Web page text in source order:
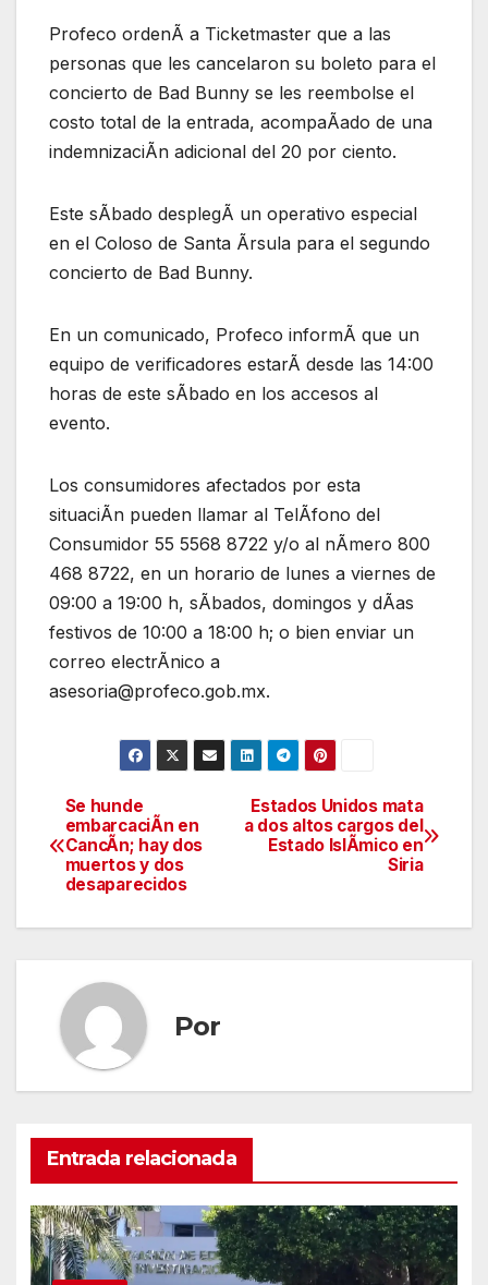
Profeco ordenÃ a Ticketmaster que a las
personas que les cancelaron su boleto para el
concierto de Bad Bunny se les reembolse el
costo total de la entrada, acompaÃado de una
indemnizaciÃn adicional del 20 por ciento.
Este sÃbado desplegÃ un operativo especial
en el Coloso de Santa Ãrsula para el segundo
concierto de Bad Bunny.
En un comunicado, Profeco informÃ que un
equipo de verificadores estarÃ desde las 14:00
horas de este sÃbado en los accesos al
evento.
Los consumidores afectados por esta
situaciÃn pueden llamar al TelÃfono del
Consumidor 55 5568 8722 y/o al nÃmero 800
468 8722, en un horario de lunes a viernes de
09:00 a 19:00 h, sÃbados, domingos y dÃas
festivos de 10:00 a 18:00 h; o bien enviar un
correo electrÃnico a
asesoria@profeco.gob.mx.
Navegación
de
entradas
Estados Unidos mata
a dos altos cargos del
Estado IslÃmico en
Siria
Se hunde
embarcaciÃn en
CancÃn; hay dos
muertos y dos
desaparecidos
Por
Entrada relacionada